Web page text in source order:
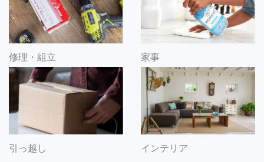
修理・組立 家事
引っ越し インテリア